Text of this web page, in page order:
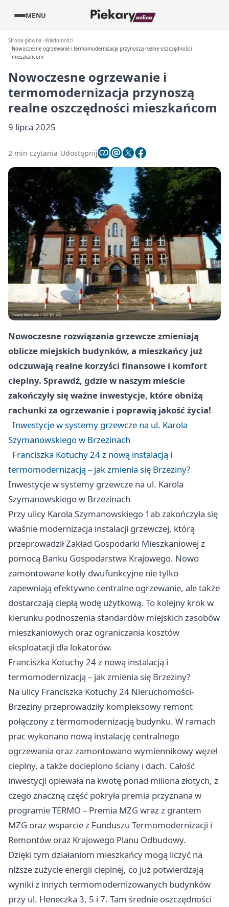
MENU
Strona główna Wiadomości
Nowoczesne ogrzewanie i termomodernizacja przynoszą realne oszczędności
mieszkańcom
Nowoczesne ogrzewanie i
termomodernizacja przynoszą
realne oszczędności mieszkańcom
9 lipca 2025
2 min czytania Udostępnij
Nowoczesne rozwiązania grzewcze zmieniają
oblicze miejskich budynków, a mieszkańcy już
odczuwają realne korzyści finansowe i komfort
cieplny. Sprawdź, gdzie w naszym mieście
zakończyły się ważne inwestycje, które obniżą
rachunki za ogrzewanie i poprawią jakość życia!
Inwestycje w systemy grzewcze na ul. Karola
Szymanowskiego w Brzezinach
Franciszka Kotuchy 24 z nową instalacją i
termomodernizacją – jak zmienia się Brzeziny?
Inwestycje w systemy grzewcze na ul. Karola
Szymanowskiego w Brzezinach
Przy ulicy Karola Szymanowskiego 1ab zakończyła się
właśnie modernizacja instalacji grzewczej, którą
przeprowadził Zakład Gospodarki Mieszkaniowej z
pomocą Banku Gospodarstwa Krajowego. Nowo
zamontowane kotły dwufunkcyjne nie tylko
zapewniają efektywne centralne ogrzewanie, ale także
dostarczają ciepłą wodę użytkową. To kolejny krok w
kierunku podnoszenia standardów miejskich zasobów
mieszkaniowych oraz ograniczania kosztów
eksploatacji dla lokatorów.
Franciszka Kotuchy 24 z nową instalacją i
termomodernizacją – jak zmienia się Brzeziny?
Na ulicy Franciszka Kotuchy 24 Nieruchomości-
Brzeziny przeprowadziły kompleksowy remont
połączony z termomodernizacją budynku. W ramach
prac wykonano nową instalację centralnego
ogrzewania oraz zamontowano wymiennikowy węzeł
cieplny, a także docieplono ściany i dach. Całość
inwestycji opiewała na kwotę ponad miliona złotych, z
czego znaczną część pokryła premia przyznana w
programie TERMO – Premia MZG wraz z grantem
MZG oraz wsparcie z Funduszu Termomodernizacji i
Remontów oraz Krajowego Planu Odbudowy.
Dzięki tym działaniom mieszkańcy mogą liczyć na
niższe zużycie energii cieplnej, co już potwierdzają
wyniki z innych termomodernizowanych budynków
przy ul. Heneczka 3, 5 i 7. Tam średnie oszczędności